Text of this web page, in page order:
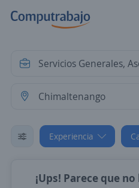
Experiencia
¡Ups! Parece que